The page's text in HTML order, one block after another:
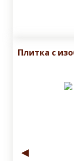
Плитка с
◄